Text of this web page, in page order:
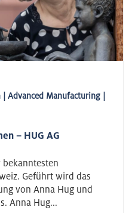
Advanced Manufacturing |
– HUG AG
bekanntesten
Geführt wird das
von Anna Hug und
Anna Hug...